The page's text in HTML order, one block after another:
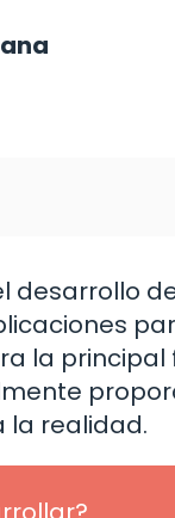
desarrollo
la
la realidad.